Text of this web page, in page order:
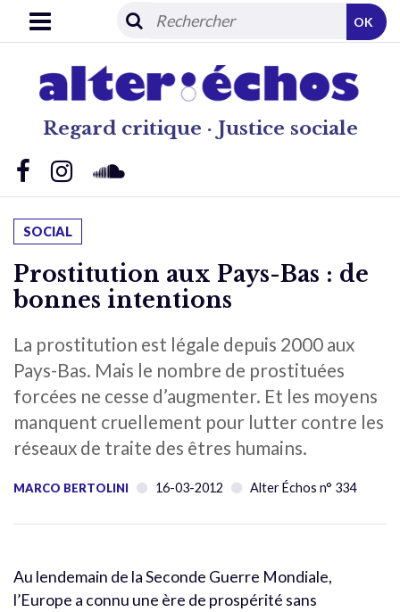
Regard critique · Justice sociale
OK
SOCIAL
Prostitution aux Pays-Bas : de
bonnes intentions
La prostitution est légale depuis 2000 aux
Pays-Bas. Mais le nombre de prostituées
forcées ne cesse d’augmenter. Et les moyens
manquent cruellement pour lutter contre les
réseaux de traite des êtres humains.
MARCO BERTOLINI 16-03-2012 Alter Échos n° 334
Au lendemain de la Seconde Guerre Mondiale,
l’Europe a connu une ère de prospérité sans